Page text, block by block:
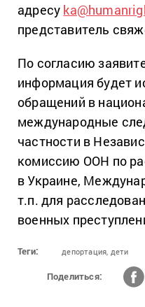
адресу
представитель
По согласию
информация будет
обращений в
международные
частности в
комиссию ООН по
в Украине,
т.п. для
военных
Теги: депортация, дети
Поделиться: